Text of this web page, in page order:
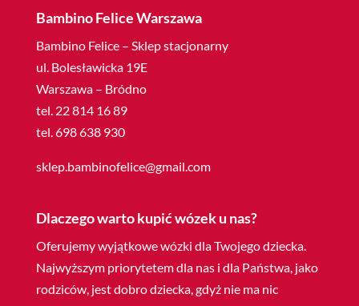
Bambino Felice Warszawa
Bambino Felice – Sklep stacjonarny
ul. Bolesławicka 19E
Warszawa – Bródno
tel. 22 814 16 89
tel. 698 638 930
sklep.bambinofelice@gmail.com
Dlaczego warto kupić wózek u nas?
Oferujemy wyjątkowe wózki dla Twojego dziecka.
Najwyższym priorytetem dla nas i dla Państwa, jako
rodziców, jest dobro dziecka, gdyż nie ma nic